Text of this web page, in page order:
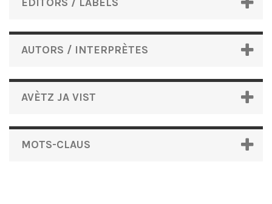
AUTORS / INTERPRÈTES
AVÈTZ JA VIST
MOTS-CLAUS